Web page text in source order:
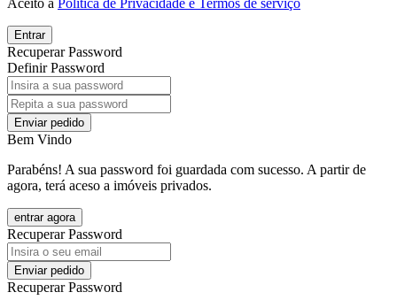
Aceito a Política de Privacidade e Termos de serviço
Entrar
Recuperar Password
Definir Password
Enviar pedido
Bem Vindo
Parabéns! A sua password foi guardada com sucesso. A partir de
agora, terá aceso a imóveis privados.
entrar agora
Recuperar Password
Enviar pedido
Recuperar Password